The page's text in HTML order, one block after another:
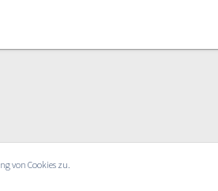
von Cookies zu.